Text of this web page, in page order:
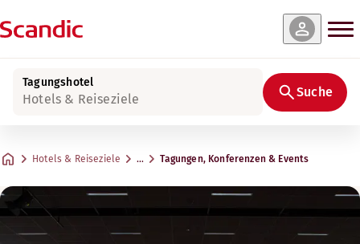
Tagungshotel
Hotels & Reiseziele Suche
Hotels & Reiseziele … Tagungen, Konferenzen & Events